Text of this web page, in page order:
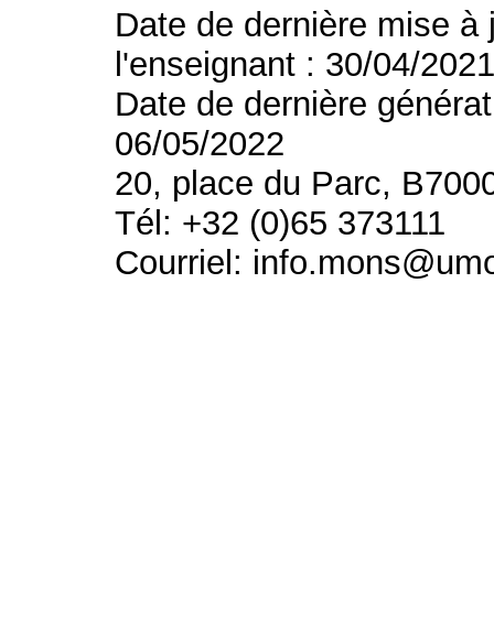
Date de dernière mise
l'enseignant : 30/04/
Date de dernière
06/05/2022
20, place du Parc,
Tél: +32 (0)65 373111
Courriel: